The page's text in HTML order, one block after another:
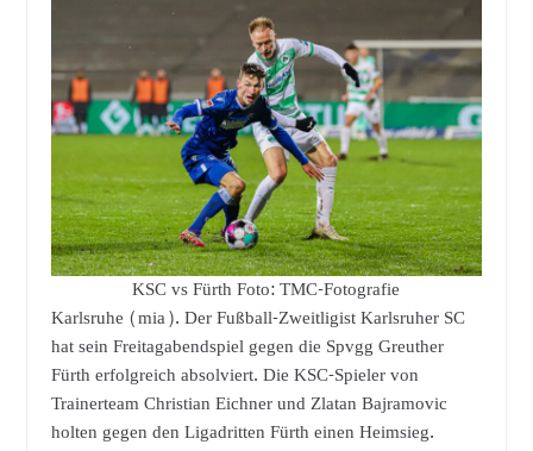
KSC vs Fürth Foto: TMC-Fotografie
Karlsruhe (mia). Der Fußball-Zweitligist Karlsruher SC
hat sein Freitagabendspiel gegen die Spvgg Greuther
Fürth erfolgreich absolviert. Die KSC-Spieler von
Trainerteam Christian Eichner und Zlatan Bajramovic
holten gegen den Ligadritten Fürth einen Heimsieg.